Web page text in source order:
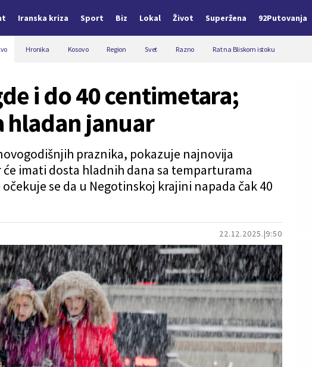
Iranska kriza Sport Biz Lokal Život Superžena 92Putovanja
Hronika Kosovo Region Svet Razno Rat na Bliskom istoku
22.12.2025. 9:50
i do 40 centimetara;
hladan januar
praznika, pokazuje najnovija
imati dosta hladnih dana sa temparturama
se da u Negotinskoj krajini napada čak 40